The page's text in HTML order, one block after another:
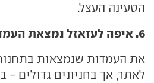
הטעינה העצל.
6. איפה לעזאזל נמצאת העמדה?
את העמדות שנמצאות
לאתר, אך בחניונים גדולים -